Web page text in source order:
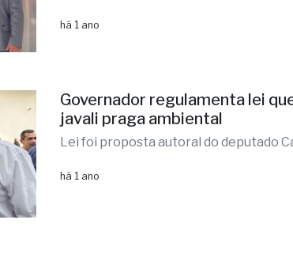
há 1 ano
Governador regulamenta lei
javali praga ambiental
Lei foi proposta autoral do deputado
há 1 ano